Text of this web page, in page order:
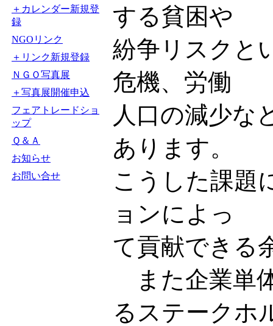
＋カレンダー新規登
録
NGOリンク
＋リンク新規登録
ＮＧＯ写真展
＋写真展開催申込
フェアトレードショ
ップ
Ｑ＆Ａ
お知らせ
お問い合せ
する貧困や
紛争リスクと
危機、労働
人口の減少な
あります。
こうした課題
ョンによっ
て貢献できる
また企業単
るステークホ